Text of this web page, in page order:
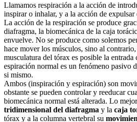
Llamamos respiración a la acción de
inspirar o inhalar, y a la acción de expulsar
La acción de la respiración se produce
diafragma, la biomecánica de la caja
envuelve. No se produce como solemos
hace mover los músculos, sino al
musculatura del tórax es posible la entrada
espiración normal es un fenómeno pasivo
si mismo.
Ambos (inspiración y espiración) son
obstante se pueden controlar y reeducar
biomecánica normal está alterada. Lo
tridimensional del diafragma y la caja
tórax y a la columna vertebral su